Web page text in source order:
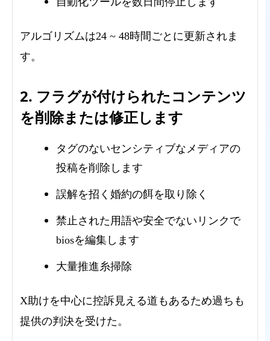
アルゴリズムは24 ~ 48時間ごとに更新されま
す。
2. フラグが付けられたコンテンツ
を削除または修正します
タグのないセンシティブなメディアの
投稿を削除します
誤解を招く婚約の餌を取り除く
禁止された用語や安全でないリンクで
biosを編集します
大量推進糸掃除
X助けを中心に控訴見える道もあるため過ちも
提供の判決を受けた。